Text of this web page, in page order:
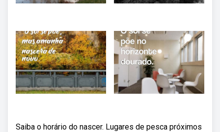
Saiba o horário do nascer. Lugares de pesca próximos